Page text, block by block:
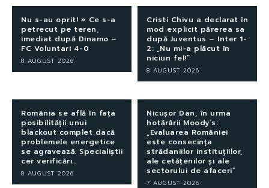
Nu s-au oprit! » Ce s-a
petrecut pe teren,
imediat după Dinamo –
FC Voluntari 4-0
8 AUGUST 2026
Cristi Chivu a declarat în
mod explicit părerea sa
după Juventus – Inter 1-
2: „Nu mi-a plăcut în
niciun fel!”
8 AUGUST 2026
România se află în fața
posibilității unui
blackout complet dacă
problemele energetice
se agravează. Specialiștii
cer verificări…
8 AUGUST 2026
Nicușor Dan, în urma
hotărârii Moody’s:
„Evaluarea României
este consecința
strădaniilor instituțiilor,
ale cetățenilor și ale
sectorului de afaceri”
7 AUGUST 2026